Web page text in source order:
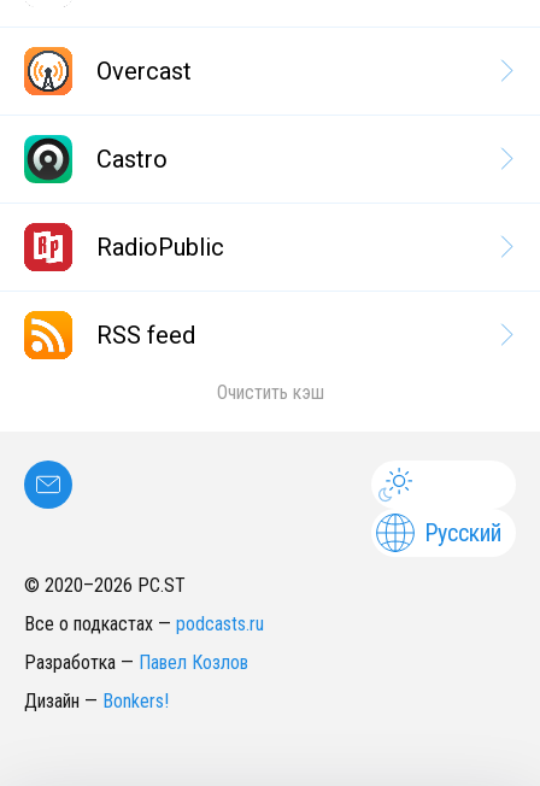
Overcast
Castro
RadioPublic
RSS feed
Очистить кэш
Русский
© 2020–2026 PC.ST
Все о подкастах — podcasts.ru
Разработка — Павел Козлов
Дизайн — Bonkers!